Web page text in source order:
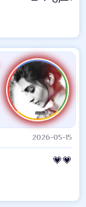
2026-05-15
💗💗